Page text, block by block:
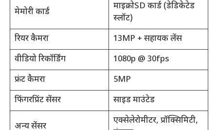
मेमोरी कार्ड
माइक्रोSD कार्ड (डेडिकेटेड
स्लॉट)
रियर कैमरा
13MP + सहायक लेंस
वीडियो रिकॉर्डिंग
1080p @ 30fps
फ्रंट कैमरा
5MP
फिंगरप्रिंट सेंसर
साइड माउंटेड
अन्य सेंसर
एक्सेलेरोमीटर, प्रॉक्सिमिटी,